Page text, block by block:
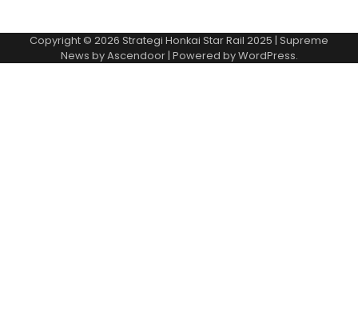
Copyright © 2026 Strategi Honkai Star Rail 2025 | Supreme
News byAscendoor| Powered byWordPress.